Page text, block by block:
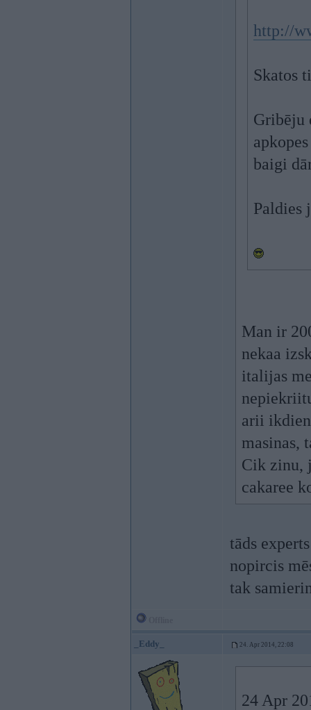
http://
Skatos
Gribēju
baigi
Paldies
Man ir
nekaa
italijas
arii
masinas,
Cik zinu,
cakaree
tāds
nopircis
tak
_Eddy_ 24. Apr 2014, 22:08
24 Apr